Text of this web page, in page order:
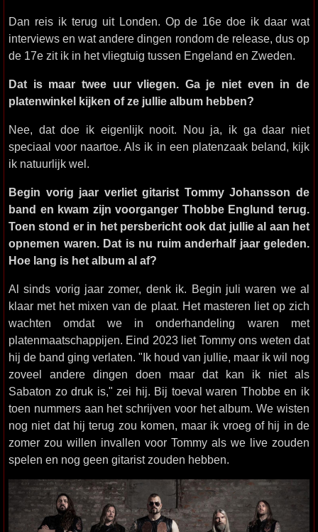
Dan reis ik terug uit Londen. Op de 16e doe ik daar wat
interviews en wat andere dingen rondom de release, dus op
de 17e zit ik in het vliegtuig tussen Engeland en Zweden.
Dat is maar twee uur vliegen. Ga je niet even in de
platenwinkel kijken of ze jullie album hebben?
Nee, dat doe ik eigenlijk nooit. Nou ja, ik ga daar niet
speciaal voor naartoe. Als ik in een platenzaak beland, kijk
ik natuurlijk wel.
Begin vorig jaar verliet gitarist Tommy Johansson de
band en kwam zijn voorganger Thobbe Englund terug.
Toen stond er in het persbericht ook dat jullie al aan het
opnemen waren. Dat is nu ruim anderhalf jaar geleden.
Hoe lang is het album al af?
Al sinds vorig jaar zomer, denk ik. Begin juli waren we al
klaar met het mixen van de plaat. Het masteren liet op zich
wachten omdat we in onderhandeling waren met
platenmaatschappijen. Eind 2023 liet Tommy ons weten dat
hij de band ging verlaten. "Ik houd van jullie, maar ik wil nog
zoveel andere dingen doen maar dat kan ik niet als
Sabaton zo druk is," zei hij. Bij toeval waren Thobbe en ik
toen nummers aan het schrijven voor het album. We wisten
nog niet dat hij terug zou komen, maar ik vroeg of hij in de
zomer zou willen invallen voor Tommy als we live zouden
spelen en nog geen gitarist zouden hebben.